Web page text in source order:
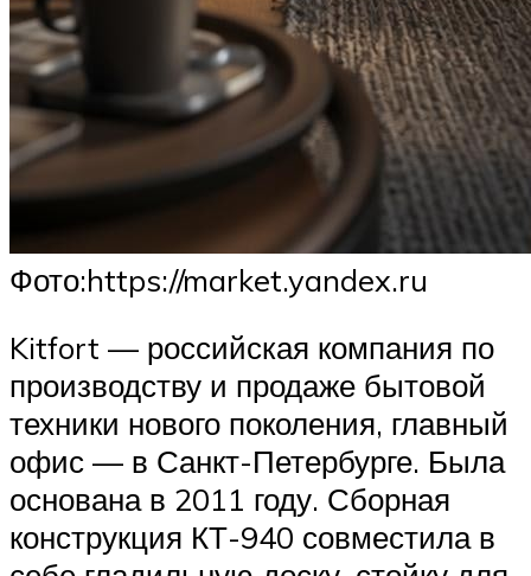
​Фото:https://market.yandex.ru
Kitfort — российская компания по
производству и продаже бытовой
техники нового поколения, главный
офис — в Санкт-Петербурге. Была
основана в 2011 году. Сборная
конструкция КТ-940 совместила в